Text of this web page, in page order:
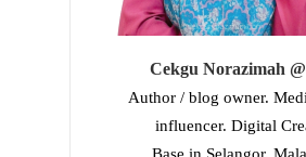
Cekgu Norazimah
Author / blog owner.
influencer. Digital
Base in Selangor,